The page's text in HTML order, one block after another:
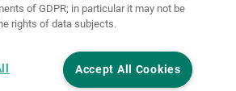
of GDPR; in particular it may not be
rights of data subjects.
Accept All Cookies